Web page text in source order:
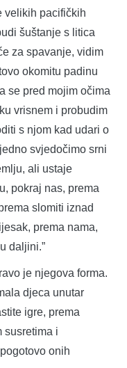
velikih pacifičkih
šuštanje s litica
za spavanje, vidim
okomitu padinu
se pred mojim očima
vrisnem i probudim
s njom kad udari o
svjedočimo srni
ali ustaje
pokraj nas, prema
slomiti iznad
prema nama,
daljini.”
je njegova forma.
djeca unutar
igre, prema
susretima i
onih